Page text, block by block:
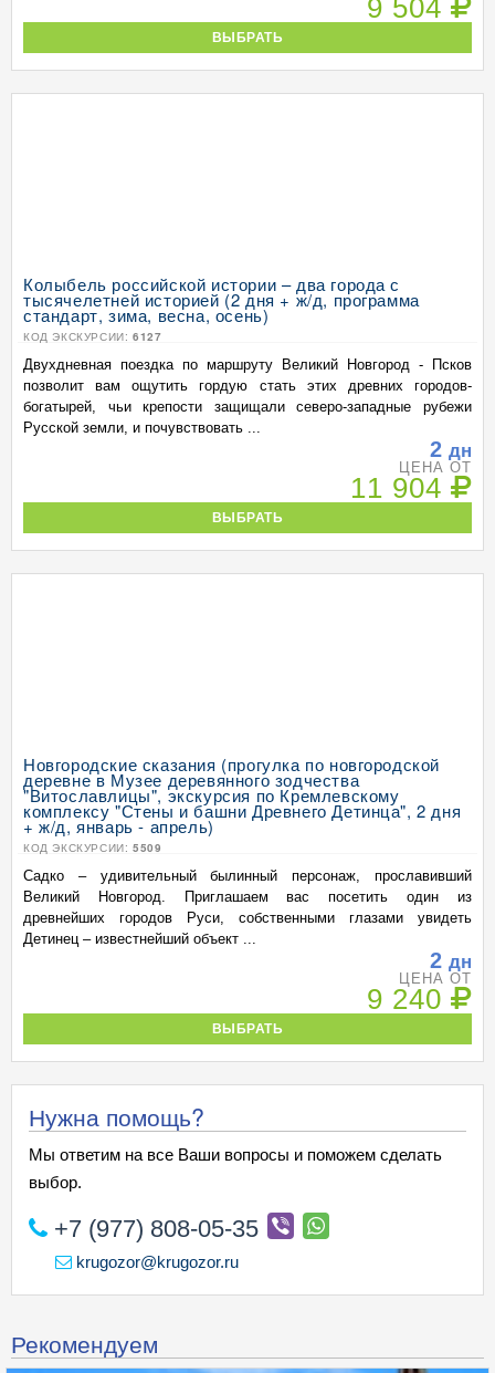
9 504
ВЫБРАТЬ
Колыбель российской истории – два города с
тысячелетней историей (2 дня + ж/д, программа
стандарт, зима, весна, осень)
КОД ЭКСКУРСИИ: 6127
Двухдневная поездка по маршруту Великий Новгород - Псков
позволит вам ощутить гордую стать этих древних городов-
богатырей, чьи крепости защищали северо-западные рубежи
Русской земли, и почувствовать ...
2 дн
ЦЕНА ОТ
11 904
ВЫБРАТЬ
Новгородские сказания (прогулка по новгородской
деревне в Музее деревянного зодчества
"Витославлицы", экскурсия по Кремлевскому
комплексу "Стены и башни Древнего Детинца", 2 дня
+ ж/д, январь - апрель)
КОД ЭКСКУРСИИ: 5509
Садко – удивительный былинный персонаж, прославивший
Великий Новгород. Приглашаем вас посетить один из
древнейших городов Руси, собственными глазами увидеть
Детинец – известнейший объект ...
2 дн
ЦЕНА ОТ
9 240
ВЫБРАТЬ
Нужна помощь?
Мы ответим на все Ваши вопросы и поможем сделать
выбор.
+7 (977) 808-05-35
krugozor@krugozor.ru
Рекомендуем